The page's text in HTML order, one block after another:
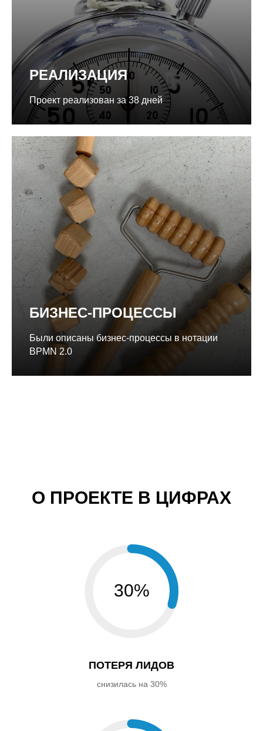
РЕАЛИЗАЦИЯ
Проект реализован за 38 дней
БИЗНЕС-ПРОЦЕССЫ
Были описаны бизнес-процессы в нотации
BPMN 2.0
О ПРОЕКТЕ В ЦИФРАХ
30%
ПОТЕРЯ ЛИДОВ
снизилась на 30%